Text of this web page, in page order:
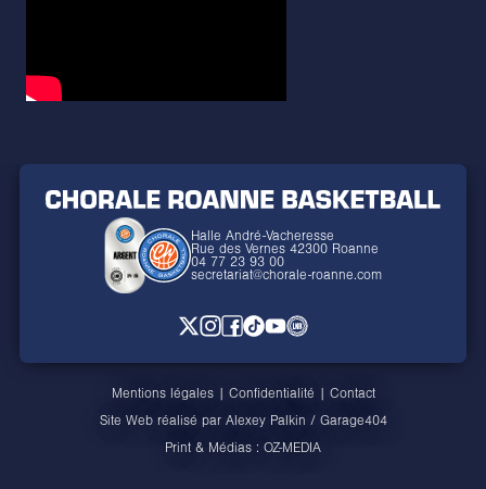
Halle André-Vacheresse
Rue des Vernes 42300 Roanne
04 77 23 93 00
secretariat@chorale-roanne.com
Mentions légales| Confidentialité | Contact
Site Web réalisé par Alexey Palkin / Garage404
Print & Médias : OZ-MEDIA